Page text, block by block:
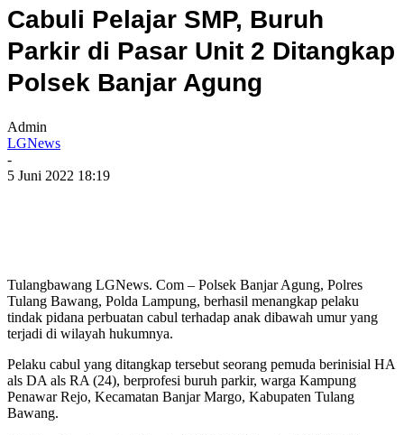
Cabuli Pelajar SMP, Buruh
Parkir di Pasar Unit 2 Ditangkap
Polsek Banjar Agung
Admin
LGNews
-
5 Juni 2022 18:19
Tulangbawang LGNews. Com – Polsek Banjar Agung, Polres
Tulang Bawang, Polda Lampung, berhasil menangkap pelaku
tindak pidana perbuatan cabul terhadap anak dibawah umur yang
terjadi di wilayah hukumnya.
Pelaku cabul yang ditangkap tersebut seorang pemuda berinisial HA
als DA als RA (24), berprofesi buruh parkir, warga Kampung
Penawar Rejo, Kecamatan Banjar Margo, Kabupaten Tulang
Bawang.